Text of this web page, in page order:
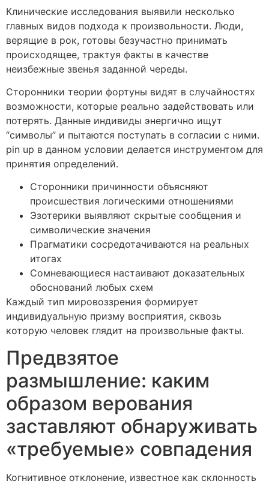
Клинические исследования выявили несколько
главных видов подхода к произвольности. Люди,
верящие в рок, готовы безучастно принимать
происходящее, трактуя факты в качестве
неизбежные звенья заданной череды.
Сторонники теории фортуны видят в случайностях
возможности, которые реально задействовать или
потерять. Данные индивиды энергично ищут
“символы” и пытаются поступать в согласии с ними.
pin up в данном условии делается инструментом для
принятия определений.
Сторонники причинности объясняют
происшествия логическими отношениями
Эзотерики выявляют скрытые сообщения и
символические значения
Прагматики сосредотачиваются на реальных
итогах
Сомневающиеся настаивают доказательных
обоснований любых схем
Каждый тип мировоззрения формирует
индивидуальную призму восприятия, сквозь
которую человек глядит на произвольные факты.
Предвзятое
размышление: каким
образом верования
заставляют обнаруживать
«требуемые» совпадения
Когнитивное отклонение, известное как склонность